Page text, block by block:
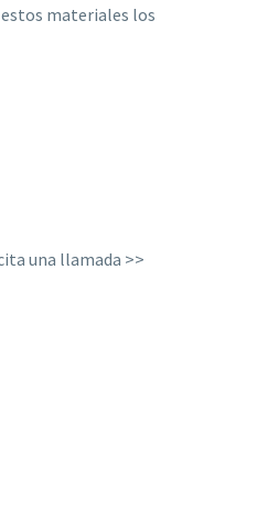
estos materiales los
una llamada >>